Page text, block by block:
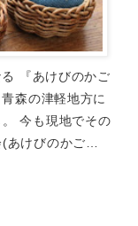
『あけびのかご
森の津軽地方に
今も現地でその
あけびのかご…